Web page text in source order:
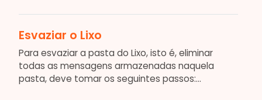
Esvaziar o Lixo
Para esvaziar a pasta do Lixo, isto é, eliminar
todas as mensagens armazenadas naquela
pasta, deve tomar os seguintes passos:...